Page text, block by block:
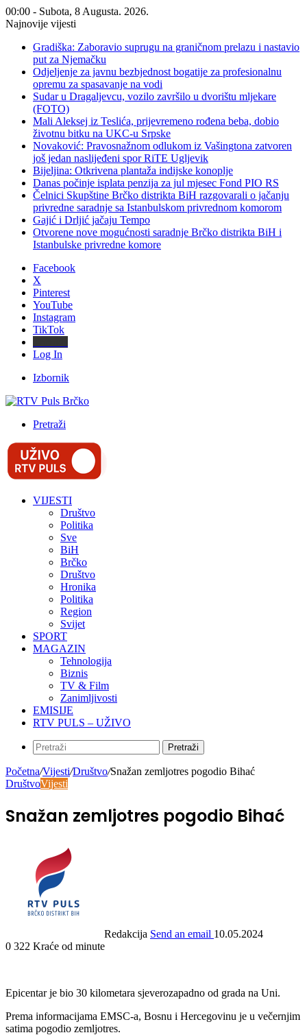
00:00 - Subota, 8 Augusta. 2026.
Najnovije vijesti
Gradiška: Zaboravio suprugu na graničnom prelazu i nastavio
put za Njemačku
Odjeljenje za javnu bezbjednost bogatije za profesionalnu
opremu za spasavanje na vodi
Sudar u Dragaljevcu, vozilo završilo u dvorištu mljekare
(FOTO)
Mali Aleksej iz Teslića, prijevremeno rođena beba, dobio
životnu bitku na UKC-u Srpske
Novaković: Pravosnažnom odlukom iz Vašingtona zatvoren
još jedan naslijeđeni spor RiTE Ugljevik
Bijeljina: Otkrivena plantaža indijske konoplje
Danas počinje isplata penzija za jul mjesec Fond PIO RS
Čelnici Skupštine Brčko distrikta BiH razgovarali o jačanju
privredne saradnje sa Istanbulskom privrednom komorom
Gajić i Drljić jačaju Tempo
Otvorene nove mogućnosti saradnje Brčko distrikta BiH i
Istanbulske privredne komore
Facebook
X
Pinterest
YouTube
Instagram
TikTok
Log In
Izbornik
Pretraži
VIJESTI
Društvo
Politika
Sve
BiH
Brčko
Društvo
Hronika
Politika
Region
Svijet
SPORT
MAGAZIN
Tehnologija
Biznis
TV & Film
Zanimljivosti
EMISIJE
RTV PULS – UŽIVO
Pretraži
Početna/Vijesti/Društvo/Snažan zemljotres pogodio Bihać
DruštvoVijesti
Snažan zemljotres pogodio Bihać
Redakcija Send an email 10.05.2024
0 322 Kraće od minute
Epicentar je bio 30 kilometara sjeverozapadno od grada na Uni.
Prema informacijama EMSC-a, Bosnu i Hercegovinu je u večernjim
satima pogodio zemljotres.